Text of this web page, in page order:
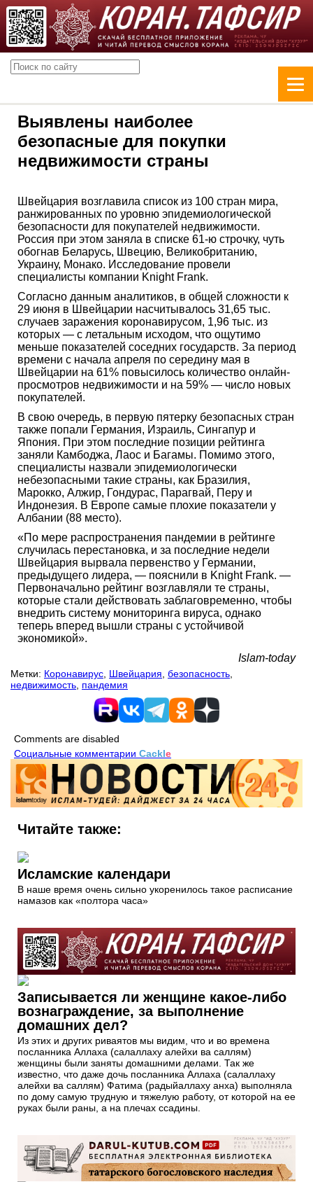
Выявлены наиболее
безопасные для покупки
недвижимости страны
Швейцария возглавила список из 100 стран мира,
ранжированных по уровню эпидемиологической
безопасности для покупателей недвижимости.
Россия при этом заняла в списке 61-ю строчку, чуть
обогнав Беларусь, Швецию, Великобританию,
Украину, Монако. Исследование провели
специалисты компании Knight Frank.
Согласно данным аналитиков, в общей сложности к
29 июня в Швейцарии насчитывалось 31,65 тыс.
случаев заражения коронавирусом, 1,96 тыс. из
которых — с летальным исходом, что ощутимо
меньше показателей соседних государств. За период
времени с начала апреля по середину мая в
Швейцарии на 61% повысилось количество онлайн-
просмотров недвижимости и на 59% — число новых
покупателей.
В свою очередь, в первую пятерку безопасных стран
также попали Германия, Израиль, Сингапур и
Япония. При этом последние позиции рейтинга
заняли Камбоджа, Лаос и Багамы. Помимо этого,
специалисты назвали эпидемиологически
небезопасными такие страны, как Бразилия,
Марокко, Алжир, Гондурас, Парагвай, Перу и
Индонезия. В Европе самые плохие показатели у
Албании (88 место).
«По мере распространения пандемии в рейтинге
случилась перестановка, и за последние недели
Швейцария вырвала первенство у Германии,
предыдущего лидера, — пояснили в Knight Frank. —
Первоначально рейтинг возглавляли те страны,
которые стали действовать заблаговременно, чтобы
внедрить систему мониторинга вируса, однако
теперь вперед вышли страны с устойчивой
экономикой».
Islam-today
Метки: Коронавирус Швейцария безопасность
недвижимость пандемия
Comments are disabled
Социальные комментарии Cackle
Читайте также:
Исламские календари
В наше время очень сильно укоренилось такое расписание
намазов как «полтора часа»
Записывается ли женщине какое-либо
вознаграждение, за выполнение
домашних дел?
Из этих и других риваятов мы видим, что и во времена
посланника Аллаха (салаллаху алейхи ва саллям)
женщины были заняты домашними делами. Так же
известно, что даже дочь посланника Аллаха (салаллаху
алейхи ва саллям) Фатима (радыйаллаху анха) выполняла
по дому самую трудную и тяжелую работу, от которой на ее
руках были раны, а на плечах ссадины.